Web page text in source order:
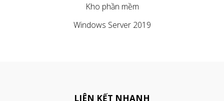
Kho phần mềm
Windows Server 2019
LIÊN KẾT NHANH